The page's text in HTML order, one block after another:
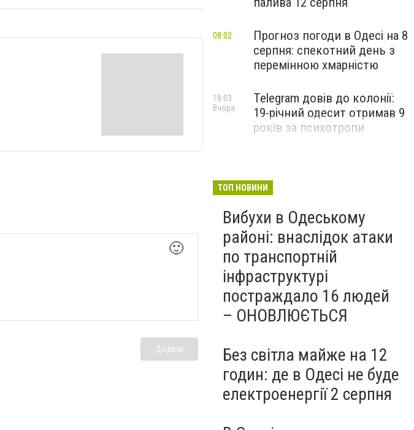
🙂
Додати
Прогноз погоди в Одесі на 8
серпня: спекотний день з
перемінною хмарністю
08:02
Telegram довів до колонії:
19-річний одесит отримав 9
років за психотропи
18:03
Вчора
ТОП НОВИНИ
Вибухи в Одеському
районі: внаслідок атаки
по транспортній
інфраструктурі
постраждало 16 людей
– ОНОВЛЮЄТЬСЯ
Без світла майже на 12
годин: де в Одесі не буде
електроенергії 2 серпня